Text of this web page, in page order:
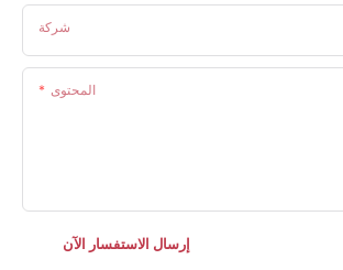
شركة
المحتوى
إرسال الاستفسار الآن